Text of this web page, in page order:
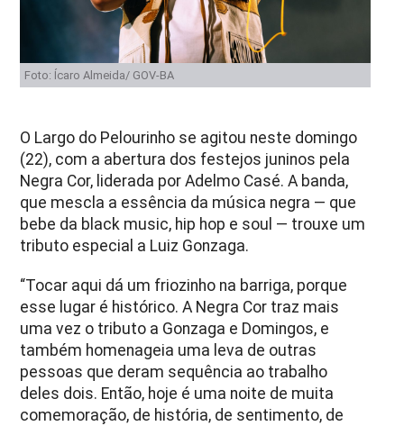
Foto: Ícaro Almeida/ GOV-BA
O Largo do Pelourinho se agitou neste domingo
(22), com a abertura dos festejos juninos pela
Negra Cor, liderada por Adelmo Casé. A banda,
que mescla a essência da música negra — que
bebe da black music, hip hop e soul — trouxe um
tributo especial a Luiz Gonzaga.
“Tocar aqui dá um friozinho na barriga, porque
esse lugar é histórico. A Negra Cor traz mais
uma vez o tributo a Gonzaga e Domingos, e
também homenageia uma leva de outras
pessoas que deram sequência ao trabalho
deles dois. Então, hoje é uma noite de muita
comemoração, de história, de sentimento, de